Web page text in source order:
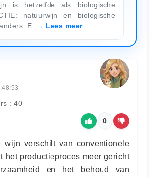
is hetzelfde als biologische
natuurwijn en biologische
E
Lees meer
: 40
0
wijn verschilt van conventionele
het productieproces meer gericht
en het behoud van